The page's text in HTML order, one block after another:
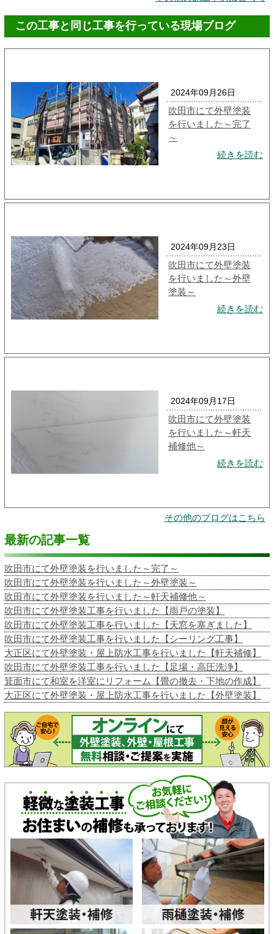
この工事と同じ工事を行っている現場ブログ
2024年09月26日
吹田市にて外壁塗装
を行いました～完了
～
続きを読む
2024年09月23日
吹田市にて外壁塗装
を行いました～外壁
塗装～
続きを読む
2024年09月17日
吹田市にて外壁塗装
を行いました～軒天
補修他～
続きを読む
その他のブログはこちら
最新の記事一覧
吹田市にて外壁塗装を行いました～完了～
吹田市にて外壁塗装を行いました～外壁塗装～
吹田市にて外壁塗装を行いました～軒天補修他～
吹田市にて外壁塗装工事を行いました【雨戸の塗装】
吹田市にて外壁塗装工事を行いました【天窓を塞ぎました】
吹田市にて外壁塗装工事を行いました【シーリング工事】
大正区にて外壁塗装・屋上防水工事を行いました【軒天補修】
吹田市にて外壁塗装工事を行いました【足場・高圧洗浄】
箕面市にて和室を洋室にリフォーム【畳の撤去・下地の作成】
大正区にて外壁塗装・屋上防水工事を行いました【外壁塗装】